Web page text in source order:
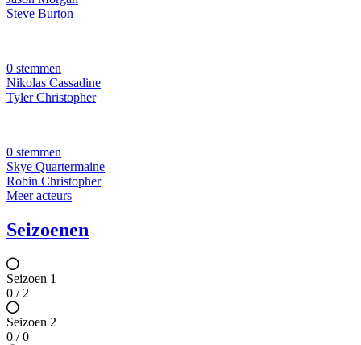
Steve Burton
0 stemmen
Nikolas Cassadine
Tyler Christopher
0 stemmen
Skye Quartermaine
Robin Christopher
Meer acteurs
Seizoenen
Seizoen 1
0 / 2
Seizoen 2
0 / 0